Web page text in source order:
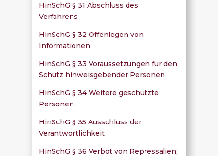
HinSchG § 31 Abschluss des
Verfahrens
HinSchG § 32 Offenlegen von
Informationen
HinSchG § 33 Voraussetzungen für den
Schutz hinweisgebender Personen
HinSchG § 34 Weitere geschützte
Personen
HinSchG § 35 Ausschluss der
Verantwortlichkeit
HinSchG § 36 Verbot von Repressalien;